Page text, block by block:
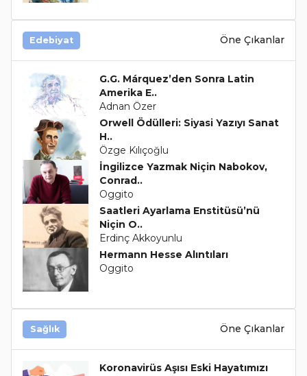
Edebiyat Öne Çıkanlar
G.G. Márquez’den Sonra Latin
Amerika E..
Adnan Özer
Orwell Ödülleri: Siyasi Yazıyı Sanat
H..
Özge Kılıçoğlu
İngilizce Yazmak Niçin Nabokov,
Conrad..
Oggito
Saatleri Ayarlama Enstitüsü’nü
Niçin O..
Erdinç Akkoyunlu
Hermann Hesse Alıntıları
Oggito
Sağlık Öne Çıkanlar
Koronavirüs Aşısı Eski Hayatımızı